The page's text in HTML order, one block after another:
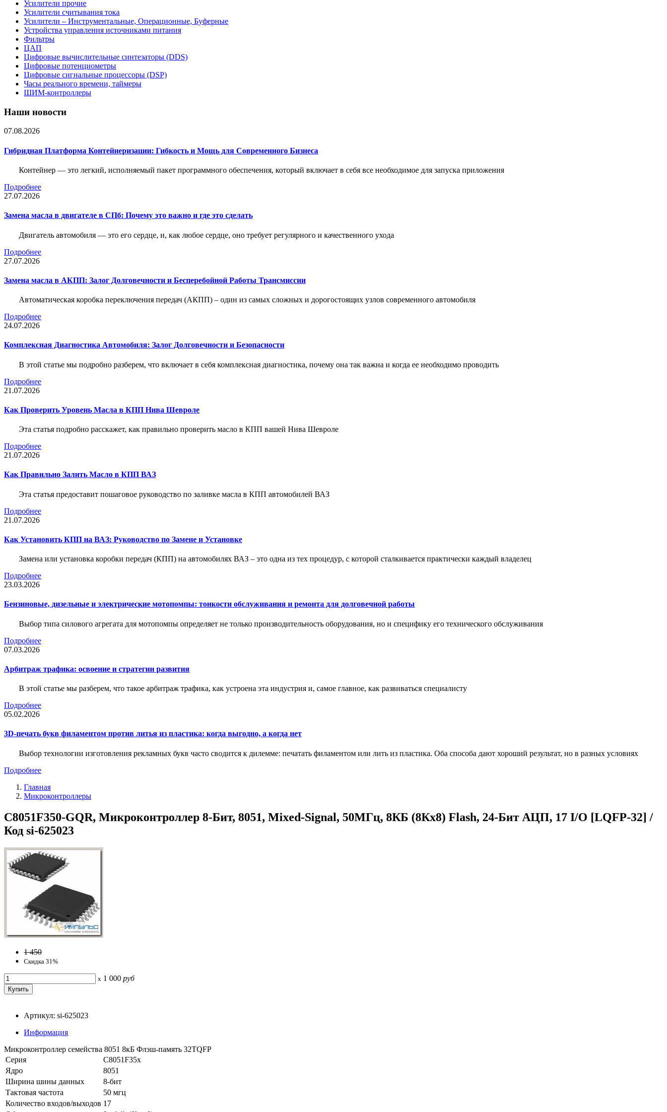
Усилители прочие
Усилители считывания тока
Усилители – Инструментальные, Операционные, Буферные
Устройства управления источниками питания
Фильтры
ЦАП
Цифровые вычислительные синтезаторы (DDS)
Цифровые потенциометры
Цифровые сигнальные процессоры (DSP)
Часы реального времени, таймеры
ШИМ-контроллеры
Наши новости
07.08.2026
Гибридная Платформа Контейнеризации: Гибкость и Мощь для Современного Бизнеса
Контейнер — это легкий, исполняемый пакет программного обеспечения, который включает в себя все необходимое для запуска приложения
Подробнее
27.07.2026
Замена масла в двигателе в СПб: Почему это важно и где это сделать
Двигатель автомобиля — это его сердце, и, как любое сердце, оно требует регулярного и качественного ухода
Подробнее
27.07.2026
Замена масла в АКПП: Залог Долговечности и Бесперебойной Работы Трансмиссии
Автоматическая коробка переключения передач (АКПП) – один из самых сложных и дорогостоящих узлов современного автомобиля
Подробнее
24.07.2026
Комплексная Диагностика Автомобиля: Залог Долговечности и Безопасности
В этой статье мы подробно разберем, что включает в себя комплексная диагностика, почему она так важна и когда ее необходимо проводить
Подробнее
21.07.2026
Как Проверить Уровень Масла в КПП Нива Шевроле
Эта статья подробно расскажет, как правильно проверить масло в КПП вашей Нива Шевроле
Подробнее
21.07.2026
Как Правильно Залить Масло в КПП ВАЗ
Эта статья предоставит пошаговое руководство по заливке масла в КПП автомобилей ВАЗ
Подробнее
21.07.2026
Как Установить КПП на ВАЗ: Руководство по Замене и Установке
Замена или установка коробки передач (КПП) на автомобилях ВАЗ – это одна из тех процедур, с которой сталкивается практически каждый владелец
Подробнее
23.03.2026
Бензиновые, дизельные и электрические мотопомпы: тонкости обслуживания и ремонта для долговечной работы
Выбор типа силового агрегата для мотопомпы определяет не только производительность оборудования, но и специфику его технического обслуживания
Подробнее
07.03.2026
Арбитраж трафика: освоение и стратегии развития
В этой статье мы разберем, что такое арбитраж трафика, как устроена эта индустрия и, самое главное, как развиваться специалисту
Подробнее
05.02.2026
3D-печать букв филаментом против литья из пластика: когда выгодно, а когда нет
Выбор технологии изготовления рекламных букв часто сводится к дилемме: печатать филаментом или лить из пластика. Оба способа дают хороший результат, но в разных условиях
Подробнее
Главная
Микроконтроллеры
C8051F350-GQR, Микроконтроллер 8-Бит, 8051, Mixed-Signal, 50МГц, 8КБ (8Кx8) Flash, 24-Бит АЦП, 17 I/O [LQFP-32] /
Код si-625023
1 450
Скидка 31%
x 1 000 руб
Артикул: si-625023
Информация
Микроконтроллер семейства 8051 8кБ Флэш-память 32TQFP
Серия
C8051F35x
Ядро
8051
Ширина шины данных
8-бит
Тактовая частота
50 мгц
Количество входов/выходов 17